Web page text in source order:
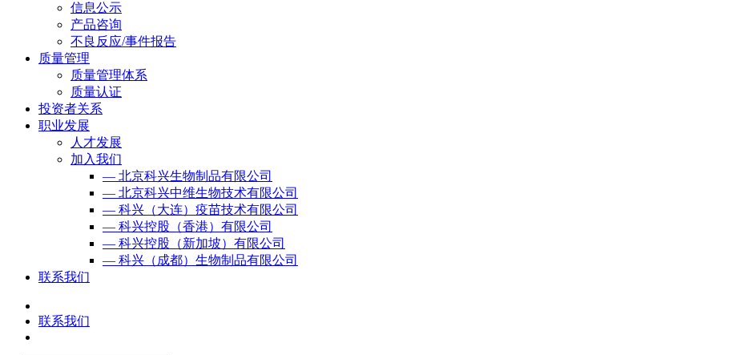
信息公示
产品咨询
不良反应/事件报告
质量管理
质量管理体系
质量认证
投资者关系
职业发展
人才发展
加入我们
— 北京科兴生物制品有限公司
— 北京科兴中维生物技术有限公司
— 科兴（大连）疫苗技术有限公司
— 科兴控股（香港）有限公司
— 科兴控股（新加坡）有限公司
— 科兴（成都）生物制品有限公司
联系我们
联系我们